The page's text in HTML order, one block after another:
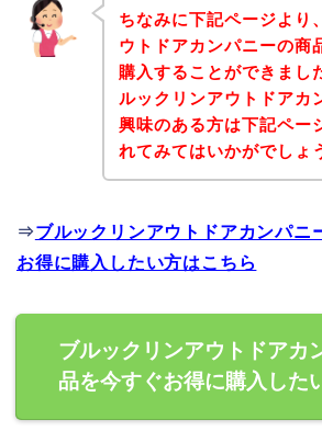
ちなみに下記ページより
ウトドアカンパニーの商
購入することができまし
ルックリンアウトドアカ
興味のある方は下記ペー
れてみてはいかがでしょ
⇒ブルックリンアウトドアカンパニ
お得に購入したい方はこちら
ブルックリンアウトドアカ
品を今すぐお得に購入した